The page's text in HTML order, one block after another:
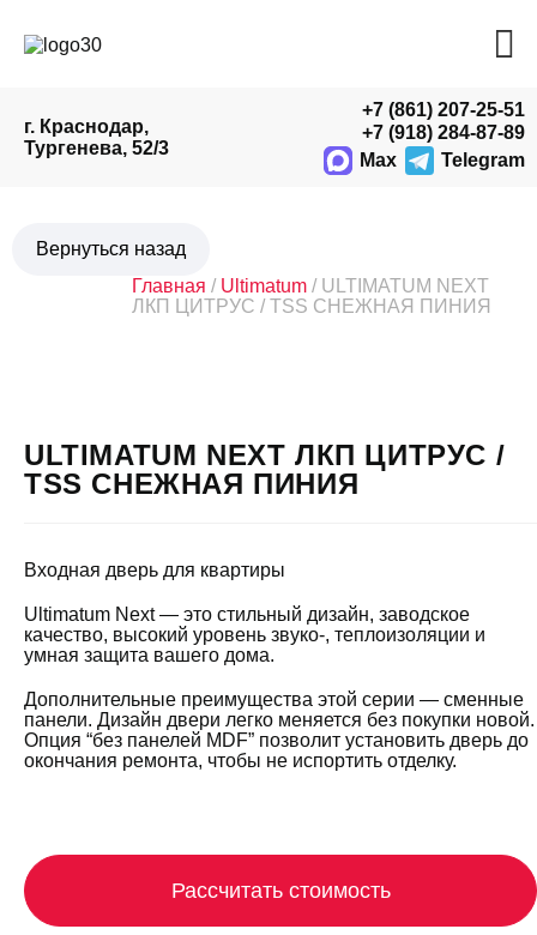
г. Краснодар,
Тургенева, 52/3
+7 (861) 207-25-51
+7 (918) 284-87-89
Max
Telegram
Главная / Ultimatum / ULTIMATUM NEXT
ЛКП ЦИТРУС / TSS СНЕЖНАЯ ПИНИЯ
ULTIMATUM NEXT ЛКП ЦИТРУС /
TSS СНЕЖНАЯ ПИНИЯ
Входная дверь для квартиры
Ultimatum Next — это стильный дизайн, заводское
качество, высокий уровень звуко-, теплоизоляции и
умная защита вашего дома.
Дополнительные преимущества этой серии — сменные
панели. Дизайн двери легко меняется без покупки новой.
Опция “без панелей MDF” позволит установить дверь до
окончания ремонта, чтобы не испортить отделку.
Рассчитать стоимость